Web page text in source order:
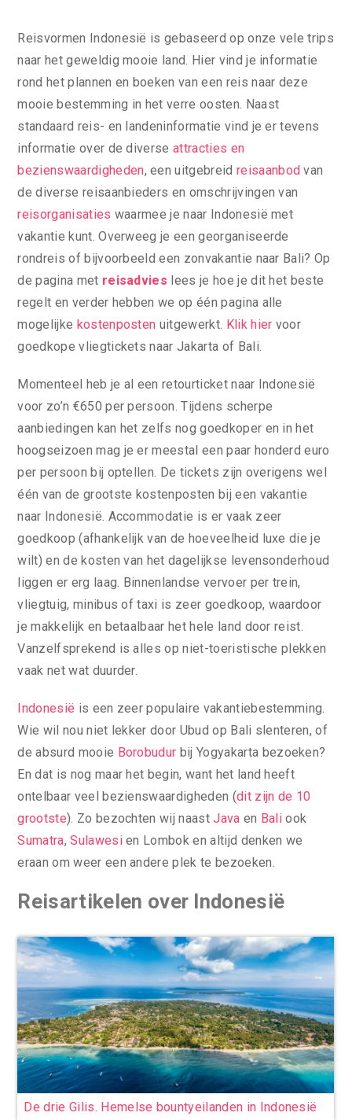
Reisvormen Indonesië is gebaseerd op onze vele trips
naar het geweldig mooie land. Hier vind je informatie
rond het plannen en boeken van een reis naar deze
mooie bestemming in het verre oosten. Naast
standaard reis- en landeninformatie vind je er tevens
informatie over de diverseattracties en
bezienswaardigheden, een uitgebreid reisaanbod van
de diverse reisaanbieders en omschrijvingen van
reisorganisaties waarmee je naar Indonesië met
vakantie kunt. Overweeg je een georganiseerde
rondreis of bijvoorbeeld een zonvakantie naar Bali? Op
de pagina met reisadvies lees je hoe je dit het beste
regelt en verder hebben we op één pagina alle
mogelijke kostenposten uitgewerkt. Klik hier voor
goedkope vliegtickets naar Jakarta of Bali.
Momenteel heb je al een retourticket naar Indonesië
voor zo’n €650 per persoon. Tijdens scherpe
aanbiedingen kan het zelfs nog goedkoper en in het
hoogseizoen mag je er meestal een paar honderd euro
per persoon bij optellen. De tickets zijn overigens wel
één van de grootste kostenposten bij een vakantie
naar Indonesië. Accommodatie is er vaak zeer
goedkoop (afhankelijk van de hoeveelheid luxe die je
wilt) en de kosten van het dagelijkse levensonderhoud
liggen er erg laag. Binnenlandse vervoer per trein,
vliegtuig, minibus of taxi is zeer goedkoop, waardoor
je makkelijk en betaalbaar het hele land door reist.
Vanzelfsprekend is alles op niet-toeristische plekken
vaak net wat duurder.
Indonesië is een zeer populaire vakantiebestemming.
Wie wil nou niet lekker door Ubud op Bali slenteren, of
de absurd mooie Borobudur bij Yogyakarta bezoeken?
En dat is nog maar het begin, want het land heeft
ontelbaar veel bezienswaardigheden (dit zijn de 10
grootste). Zo bezochten wij naastJava en Bali ook
Sumatra,Sulawesien Lombok en altijd denken we
eraan om weer een andere plek te bezoeken.
Reisartikelen over Indonesië
De drie Gilis. Hemelse bountyeilanden in Indonesië